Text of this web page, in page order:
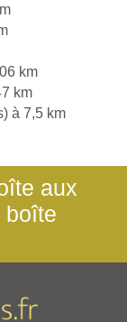
km
km
à 7,5 km
aux
boîte